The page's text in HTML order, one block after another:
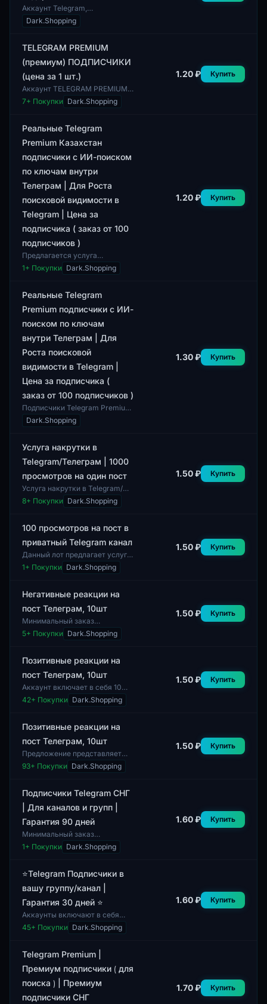
Аккаунт Telegram,
предоставляющий
возможность начать без входа
формат идеально подходит для
Dark.Shopping
TELEGRAM PREMIUM
(премиум) ПОДПИСЧИКИ
(цена за 1 шт.)
Аккаунт TELEGRAM PREMIUM
предоставляет возможность
приобрести подписчиков для
входят активные...
7+ Покупки Dark.Shopping
1.20 ₽ Купить
Реальные Telegram
Premium Казахстан
подписчики с ИИ-поиском
по ключам внутри
Телеграм | Для Роста
поисковой видимости в
Telegram | Цена за
подписчика ( заказ от 100
подписчиков )
Предлагается услуга
получения реальных
подписчиков Telegram
использованием ИИ-поиска по
1+ Покупки Dark.Shopping
1.20 ₽ Купить
Реальные Telegram
Premium подписчики с ИИ-
поиском по ключам
внутри Телеграм | Для
Роста поисковой
видимости в Telegram |
Цена за подписчика (
заказ от 100 подписчиков )
Подписчики Telegram Premium
с использованием ИИ-поиска
обеспечивают эффективный
Предложение в...
Dark.Shopping
1.30 ₽ Купить
Услуга накрутки в
Telegram/Телеграм | 1000
просмотров на один пост
Услуга накрутки в Telegram/
Телеграм позволяет получить
1000 просмотров на один пост.
владельц...
8+ Покупки Dark.Shopping
1.50 ₽ Купить
100 просмотров на пост в
приватный Telegram канал
Данный лот предлагает услугу
увеличения количества
просмотров на пост в
Предоставляется 100 п...
1+ Покупки Dark.Shopping
1.50 ₽ Купить
Негативные реакции на
пост Телеграм, 10шт
Минимальный заказ
составляет 1 штуку. Данный
лот предлагает негативные
мессенджере Телеграм. В
5+ Покупки Dark.Shopping
1.50 ₽ Купить
Позитивные реакции на
пост Телеграм, 10шт
Аккаунт включает в себя 10
положительных реакций на
пост в Телеграм. Данные
использованы для увеличен...
42+ Покупки Dark.Shopping
1.50 ₽ Купить
Позитивные реакции на
пост Телеграм, 10шт
Предложение представляет
собой пакет из десяти
позитивных реакций на посты в
могут быть использ...
93+ Покупки Dark.Shopping
1.50 ₽ Купить
Подписчики Telegram СНГ
| Для каналов и групп |
Гарантия 90 дней
Минимальный заказ
составляет 1 подписчика.
Данный лот представляет
предоставлению подписчиков
для канало...
1+ Покупки Dark.Shopping
1.60 ₽ Купить
⭐️Telegram Подписчики в
вашу группу/канал |
Гарантия 30 дней ⭐️
Аккаунты включают в себя
подписчиков для Telegram,
которые могут быть добавлены
комплекте не преду...
45+ Покупки Dark.Shopping
1.60 ₽ Купить
Telegram Premium |
Премиум подписчики ⟮ для
поиска ⟯ | Премиум
подписчики СНГ
1.70 ₽ Купить